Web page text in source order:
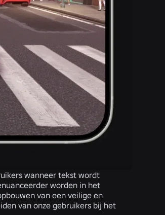
wanneer tekst wordt
worden in het
van een veilige en
van onze gebruikers bij het